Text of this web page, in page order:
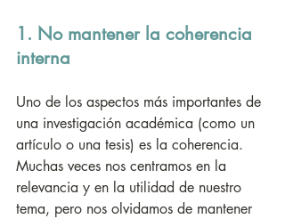
1. No mantener la coherencia
interna
Uno de los aspectos más importantes de
una investigación académica (como un
artículo o una tesis) es la coherencia.
Muchas veces nos centramos en la
relevancia y en la utilidad de nuestro
tema, pero nos olvidamos de mantener